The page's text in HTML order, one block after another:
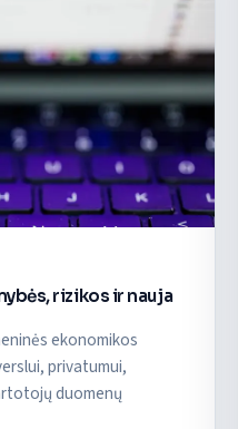
rizikos ir nauja
ekonomikos
privatumui,
duomenų